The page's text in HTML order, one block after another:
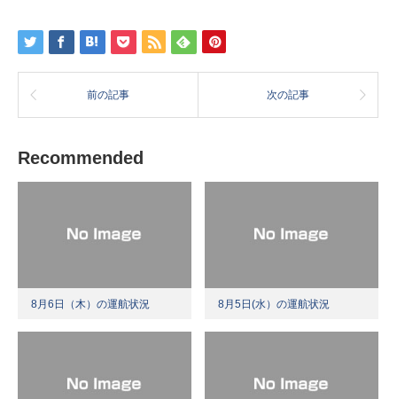
前の記事 次の記事
Recommended
8月6日（木）の運航状況 8月5日(水）の運航状況